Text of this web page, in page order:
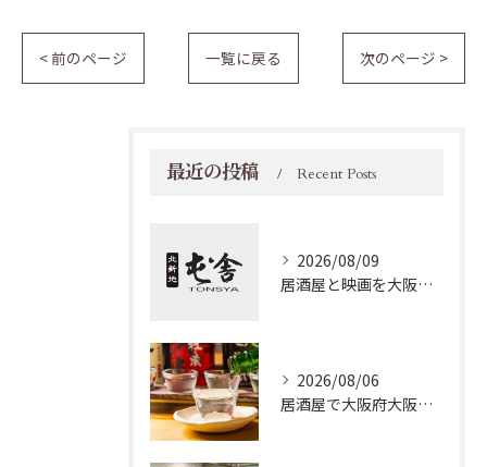
< 前のページ 一覧に戻る 次のページ >
最近の投稿 Recent Posts
2026/08/09
居酒屋と映画を大阪府大阪市北区岸和田市で満喫する夜の過ごし方ガイド
2026/08/06
居酒屋で大阪府大阪市北区の日本酒をじっくり楽しむための選び方と実用ポイント